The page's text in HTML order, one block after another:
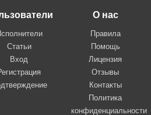
Статьи
Вход
О нас
Правила
Помощь
Лицензия
Отзывы
Контакты
Политика
конфиденциальности